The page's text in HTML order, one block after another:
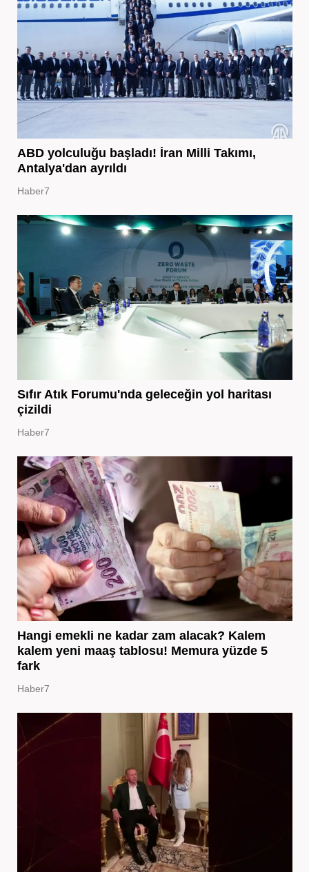
ABD yolculuğu başladı! İran Milli Takımı,
Antalya'dan ayrıldı
Haber7
Sıfır Atık Forumu'nda geleceğin yol haritası
çizildi
Haber7
Hangi emekli ne kadar zam alacak? Kalem
kalem yeni maaş tablosu! Memura yüzde 5
fark
Haber7